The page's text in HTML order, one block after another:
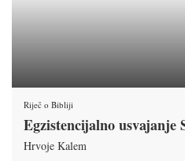
Riječ o Bibliji
Egzistencijalno usvajanje
Hrvoje Kalem